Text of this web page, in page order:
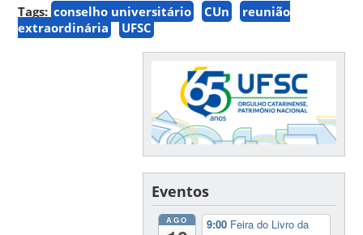
Tags: conselho universitário CUn
reunião
extraordinária
UFSC
Eventos
AGO 9:00 Feira do Livro da